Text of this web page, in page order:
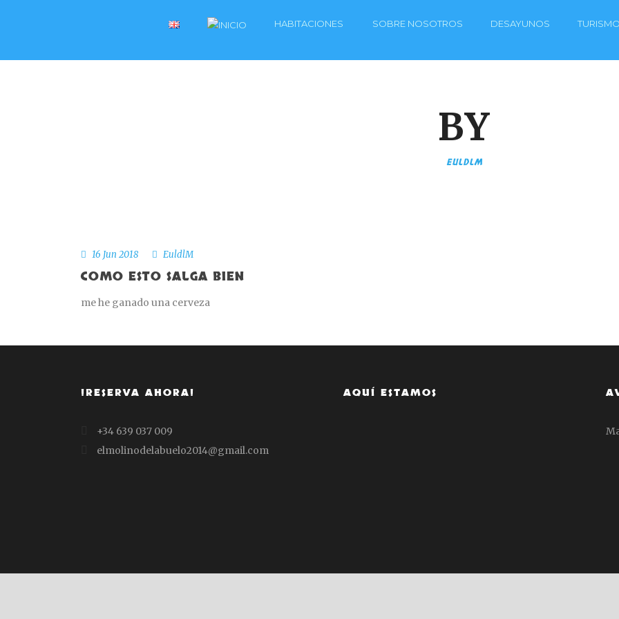
HABITACIONES SOBRE NOSOTROS DESAYUNOS
BY
EULDLM
16 Jun 2018 EuldlM
COMO ESTO SALGA BIEN
me he ganado una cerveza
¡RESERVA AHORA!
+34 639 037 009
elmolinodelabuelo2014@gmail.com
AQUÍ ESTAMOS